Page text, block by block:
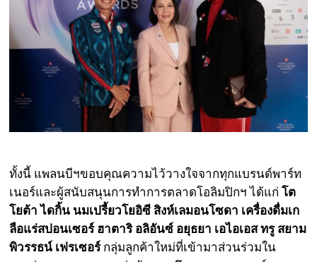
ทั้งนี้ แพลนบีฯขอบคุณความไว้วางใจจากทุกแบรนด์พาร์ท
เนอร์และผู้สนับสนุนการทำการตลาดโอลิมปิกฯ ได้แก่โต
โยต้า ไดกิ้น นมเปรี้ยวโยอิซี สิงห์เลมอนโซดา เครื่องดื่มเก
ลือแร่สปอนเซอร์ ฮาตาริ อลิอันซ์ อยุธยา เอไอเอส ทรู สยาม
พิวรรธน์ เฟรเซอร์กลุ่มลูกค้าใหม่ที่เข้ามาส่วนร่วมใน